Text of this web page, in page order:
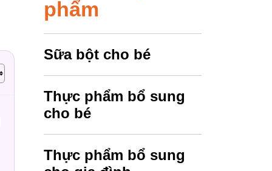
phẩm
Sữa bột cho bé
Thực phẩm bổ sung
cho bé
Thực phẩm bổ sung